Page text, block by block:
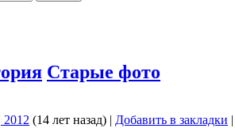
Старые фото
2012 (14 лет назад) | Добавить в закладки